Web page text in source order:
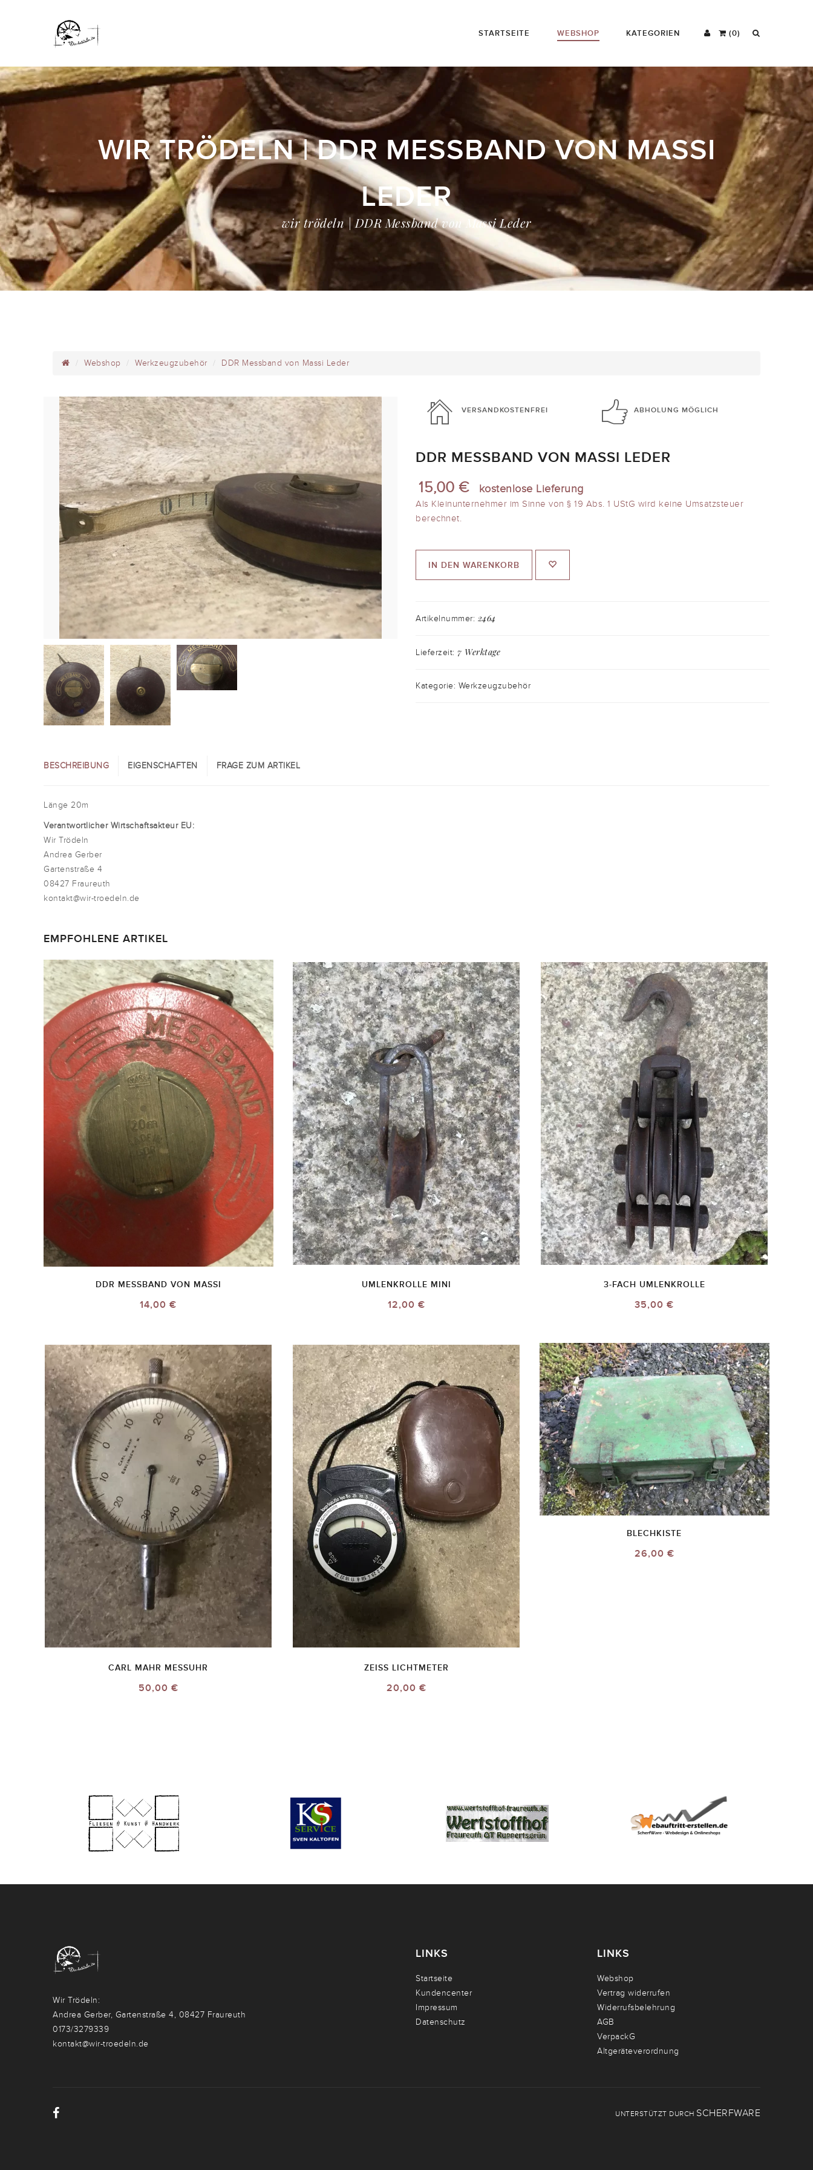
(0)
STARTSEITE WEBSHOP KATEGORIEN
WIR TRÖDELN | DDR MESSBAND VON MASSI
LEDER
wir trödeln | DDR Messband von Massi Leder
Webshop Werkzeugzubehör DDR Messband von Massi Leder
VERSANDKOSTENFREI ABHOLUNG MÖGLICH
DDR MESSBAND VON MASSI LEDER
15,00 € kostenlose Lieferung
Als Kleinunternehmer im Sinne von § 19 Abs. 1 UStG wird keine Umsatzsteuer
berechnet.
IN DEN WARENKORB
Artikelnummer: 2464
Lieferzeit: 7 Werktage
Kategorie: Werkzeugzubehör
BESCHREIBUNG EIGENSCHAFTEN FRAGE ZUM ARTIKEL
Länge 20m
Verantwortlicher Wirtschaftsakteur EU:
Wir Trödeln
Andrea Gerber
Gartenstraße 4
08427 Fraureuth
kontakt@wir-troedeln.de
EMPFOHLENE ARTIKEL
DDR MESSBAND VON MASSI
14,00 €
UMLENKROLLE MINI
12,00 €
3-FACH UMLENKROLLE
35,00 €
CARL MAHR MESSUHR
50,00 €
ZEISS LICHTMETER
20,00 €
BLECHKISTE
26,00 €
Wir Trödeln:
Andrea Gerber, Gartenstraße 4, 08427 Fraureuth
0173/3279339
kontakt@wir-troedeln.de
LINKS
Startseite
Kundencenter
Impressum
Datenschutz
LINKS
Webshop
Vertrag widerrufen
Widerrufsbelehrung
AGB
VerpackG
Altgeräteverordnung
UNTERSTÜTZT DURCH SCHERFWARE